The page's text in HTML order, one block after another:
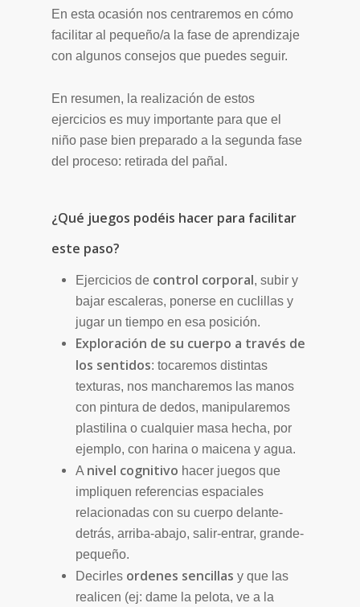
En esta ocasión nos centraremos en cómo
facilitar al pequeño/a la fase de aprendizaje
con algunos consejos que puedes seguir.
En resumen, la realización de estos
ejercicios es muy importante para que el
niño pase bien preparado a la segunda fase
del proceso: retirada del pañal.
¿Qué juegos podéis hacer para facilitar
este paso?
Ejercicios de control corporal, subir y
bajar escaleras, ponerse en cuclillas y
jugar un tiempo en esa posición.
Exploración de su cuerpo a través de
los sentidos: tocaremos distintas
texturas, nos mancharemos las manos
con pintura de dedos, manipularemos
plastilina o cualquier masa hecha, por
ejemplo, con harina o maicena y agua.
A nivel cognitivo hacer juegos que
impliquen referencias espaciales
relacionadas con su cuerpo delante-
detrás, arriba-abajo, salir-entrar, grande-
pequeño.
Decirles ordenes sencillas y que las
realicen (ej: dame la pelota, ve a la